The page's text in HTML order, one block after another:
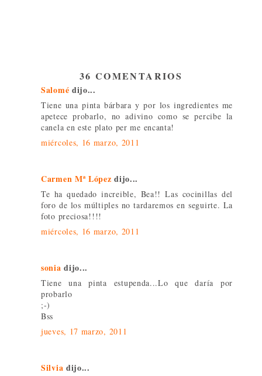
36 COMENTARIOS
Salomé dijo...
Tiene una pinta bárbara y por los ingredientes me
apetece probarlo, no adivino como se percibe la
canela en este plato per me encanta!
miércoles, 16 marzo, 2011
Carmen Mª López dijo...
Te ha quedado increible, Bea!! Las cocinillas del
foro de los múltiples no tardaremos en seguirte. La
foto preciosa!!!!
miércoles, 16 marzo, 2011
sonia dijo...
Tiene una pinta estupenda...Lo que daría por
probarlo
;-)
Bss
jueves, 17 marzo, 2011
Silvia dijo...